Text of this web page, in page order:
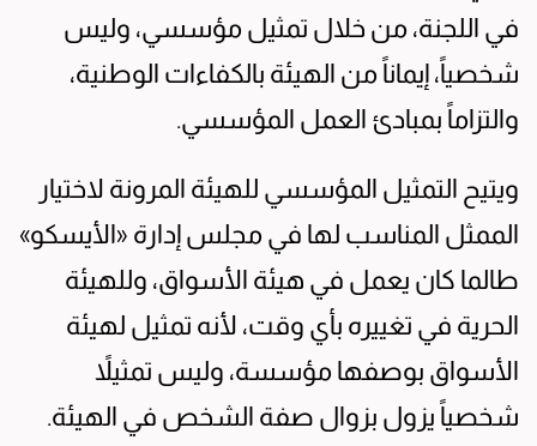
في اللجنة، من خلال تمثيل مؤسسي، وليس
شخصياً، إيماناً من الهيئة بالكفاءات الوطنية،
والتزاماً بمبادئ العمل المؤسسي.
ويتيح التمثيل المؤسسي للهيئة المرونة لاختيار
الممثل المناسب لها في مجلس إدارة «الأيسكو»
طالما كان يعمل في هيئة الأسواق، وللهيئة
الحرية في تغييره بأي وقت، لأنه تمثيل لهيئة
الأسواق بوصفها مؤسسة، وليس تمثيلاً
شخصياً يزول بزوال صفة الشخص في الهيئة.